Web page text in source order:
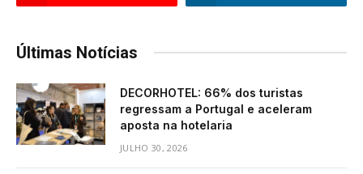
Últimas Notícias
DECORHOTEL: 66% dos turistas
regressam a Portugal e aceleram
aposta na hotelaria
JULHO 30, 2026